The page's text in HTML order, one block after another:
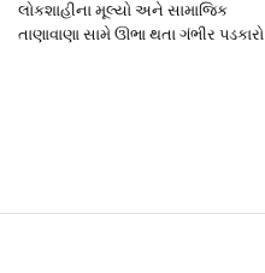
લોકશાહીના મૂલ્યો અને સામાજિક
તાણાવાણા સામે ઊભા થતા ગંભીર પડકારો